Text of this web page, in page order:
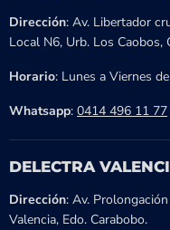
Dirección: Av. Libertador
Local N6, Urb. Los Caobos,
Horario: Lunes a Viernes
Whatsapp: 0414 496 11 77
DELECTRA
Dirección: Av.
Valencia, Edo. Carabobo.